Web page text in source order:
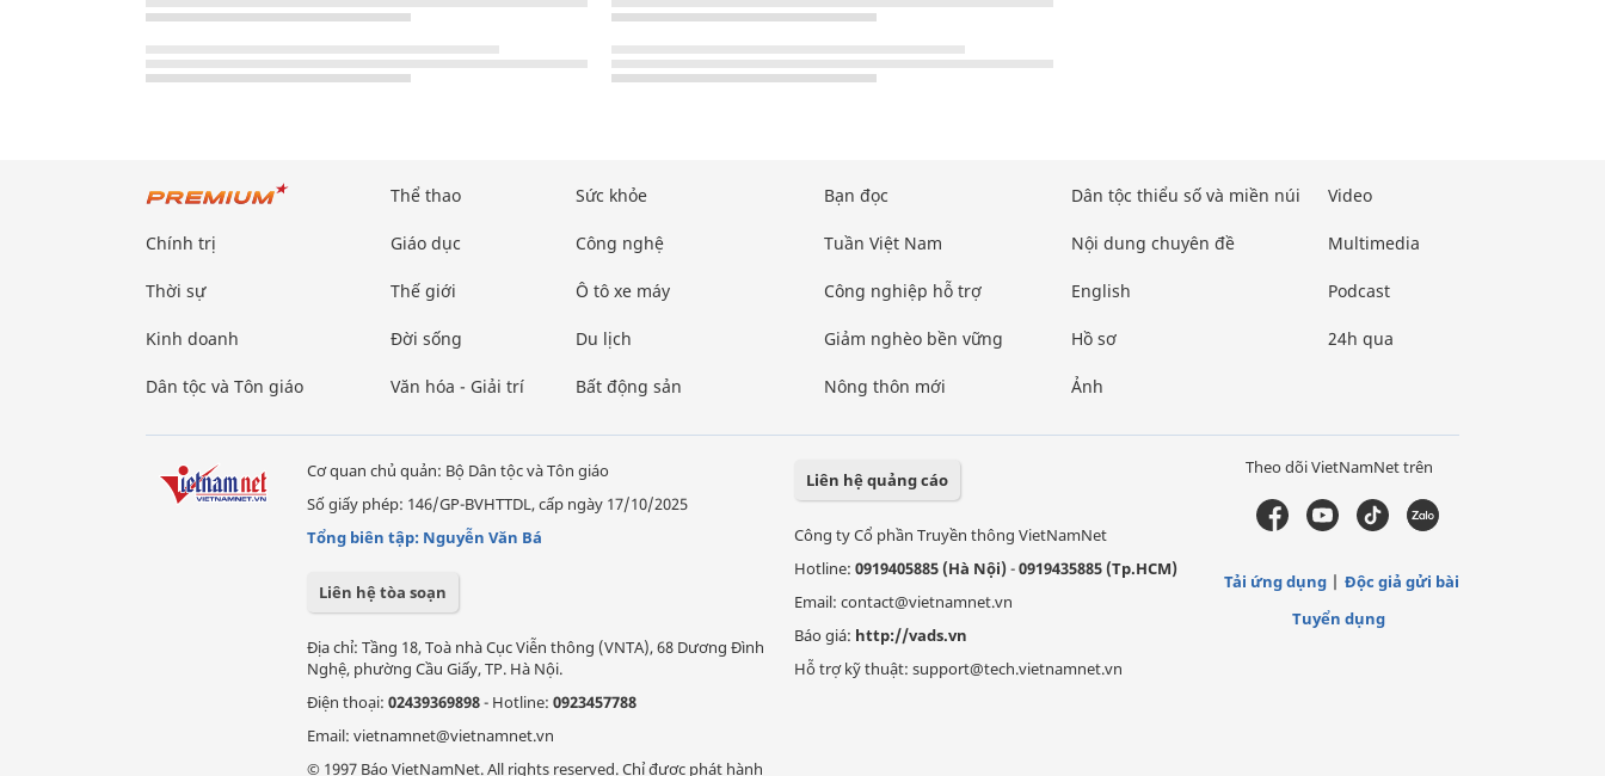
Chính trị
Thời sự
Kinh doanh
Dân tộc và Tôn giáo
Thể thao
Giáo dục
Thế giới
Đời sống
Văn hóa - Giải trí
Sức khỏe
Công nghệ
Ô tô xe máy
Du lịch
Bất động sản
Bạn đọc
Tuần Việt Nam
Công nghiệp hỗ trợ
Giảm nghèo bền vững
Nông thôn mới
Dân tộc thiểu số và miền núi
Nội dung chuyên đề
English
Hồ sơ
Ảnh
Video
Multimedia
Podcast
24h qua
Cơ quan chủ quản: Bộ Dân tộc và Tôn giáo
Số giấy phép: 146/GP-BVHTTDL, cấp ngày 17/10/2025
Tổng biên tập: Nguyễn Văn Bá
Liên hệ tòa soạn
Địa chỉ: Tầng 18, Toà nhà Cục Viễn thông (VNTA), 68 Dương Đình
Nghệ, phường Cầu Giấy, TP. Hà Nội.
Điện thoại: 02439369898- Hotline: 0923457788
Email: vietnamnet@vietnamnet.vn
© 1997 Báo VietNamNet. All rights reserved. Chỉ được phát hành
Liên hệ quảng cáo
Công ty Cổ phần Truyền thông VietNamNet
Hotline: 0919405885 (Hà Nội)-0919435885 (Tp.HCM)
Email: contact@vietnamnet.vn
Báo giá: http://vads.vn
Hỗ trợ kỹ thuật: support@tech.vietnamnet.vn
Theo dõi VietNamNet trên
Tải ứng dụng
Độc giả gửi bài
Tuyển dụng